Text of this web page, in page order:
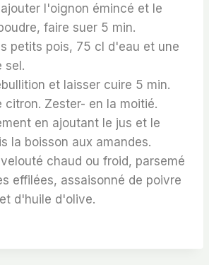
l'oignon émincé et le
faire suer 5 min.
petits pois, 75 cl d'eau et une
sel.
et laisser cuire 5 min.
citron. Zester- en la moitié.
en ajoutant le jus et le
la boisson aux amandes.
chaud ou froid, parsemé
effilées, assaisonné de poivre
d'huile d'olive.